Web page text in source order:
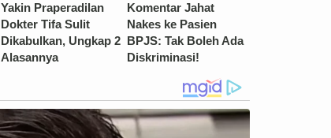
Yakin Praperadilan
Dokter Tifa Sulit
Dikabulkan, Ungkap 2
Alasannya
Komentar Jahat
Nakes ke Pasien
BPJS: Tak Boleh Ada
Diskriminasi!